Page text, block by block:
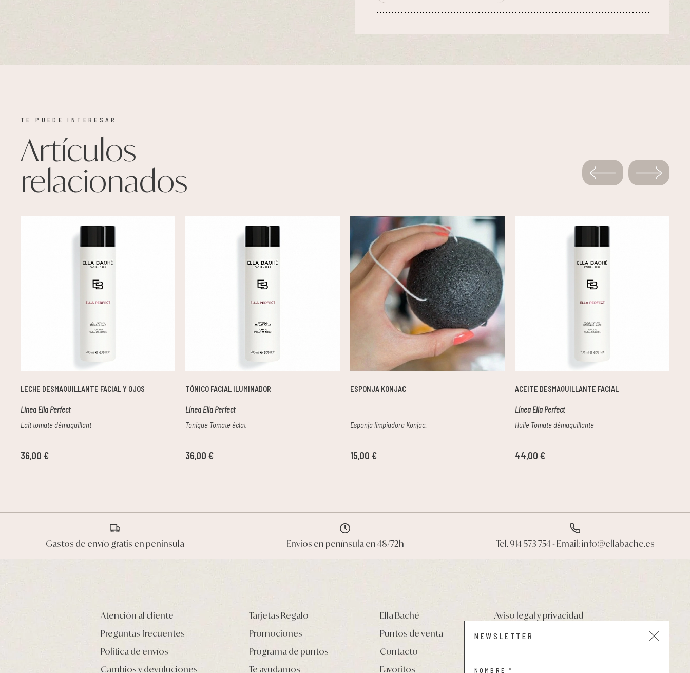
TE PUEDE INTERESAR
Artículos
relacionados
LECHE DESMAQUILLANTE FACIAL Y OJOS
Línea Ella Perfect
Lait tomate démaquillant
36,00 €
TÓNICO FACIAL ILUMINADOR
Línea Ella Perfect
Tonique Tomate éclat
36,00 €
ESPONJA KONJAC
Esponja limpiadora Konjac.
15,00 €
ACEITE DESMAQUILLANTE FACIAL
Línea Ella Perfect
Huile Tomate démaquillante
44,00 €
Gastos de envío gratis en península Envíos en península en 48/72h Tel. 914 573 754 - Email: info@ellabache.es
Atención al cliente
Preguntas frecuentes
Política de envíos
Cambios y devoluciones
Tarjetas Regalo
Promociones
Programa de puntos
Te ayudamos
Ella Baché
Puntos de venta
Contacto
Favoritos
Aviso legal y privacidad
Condiciones de compra
NEWSLETTER
NOMBRE *